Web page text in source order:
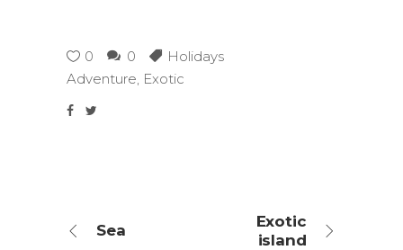
0 0
Holidays
Adventure Exotic
Sea
Exotic
island